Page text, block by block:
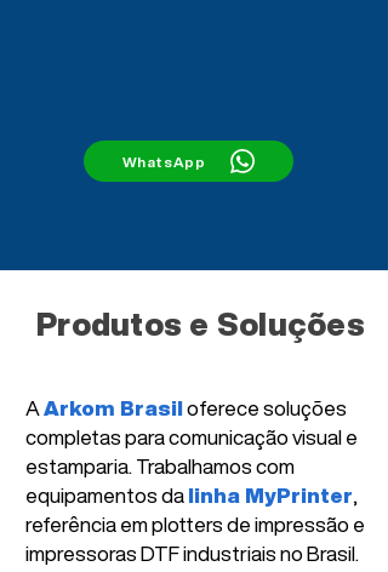
WhatsApp
Produtos e Soluções
A Arkom Brasiloferece soluções
completas para comunicação visual e
estamparia. Trabalhamos com
equipamentos da linha MyPrinter
referência em plotters de impressão e
impressoras DTF industriais no Brasil.